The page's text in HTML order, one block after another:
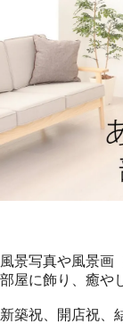
風景写真や風景画
部屋に飾り、癒や
新築祝、開店祝、